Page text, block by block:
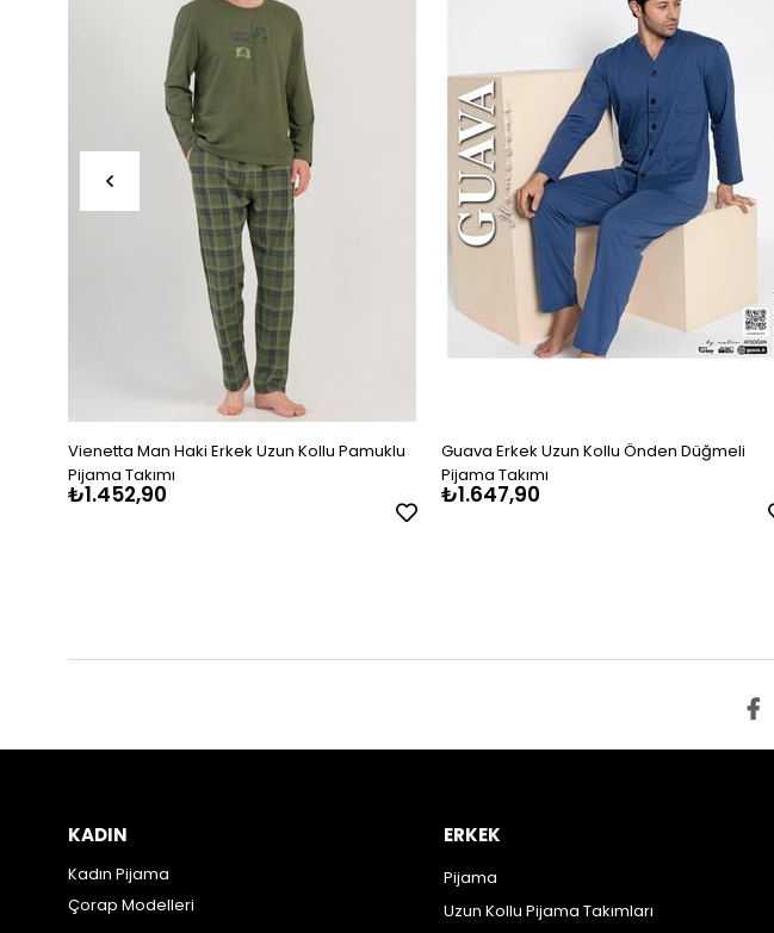
Vienetta Man Haki Erkek Uzun Kollu Pamuklu
Pijama Takımı
₺1.452,90
Guava Erkek Uzun Kollu Önden Düğmeli
Pijama Takımı
₺1.647,90
KADIN
Kadın Pijama
Çorap Modelleri
ERKEK
Pijama
Uzun Kollu Pijama Takımları